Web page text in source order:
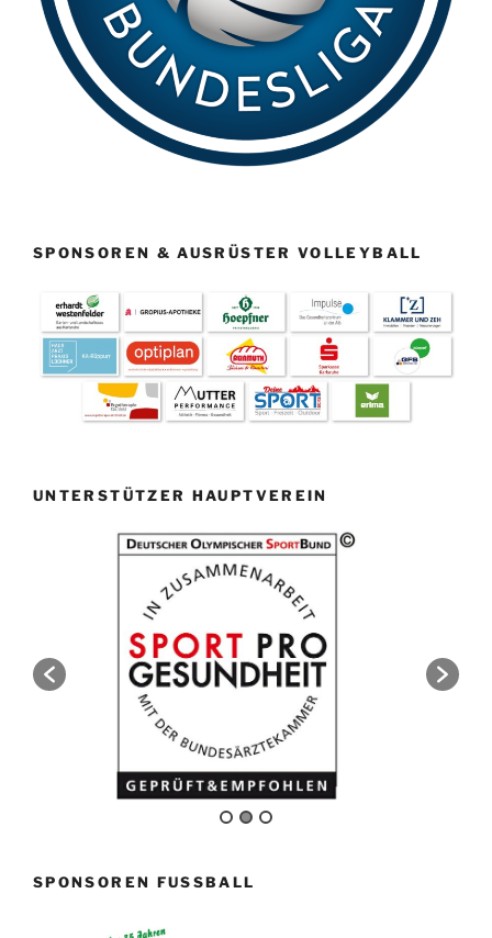
SPONSOREN & AUSRÜSTER VOLLEYBALL
UNTERSTÜTZER HAUPTVEREIN
SPONSOREN FUSSBALL